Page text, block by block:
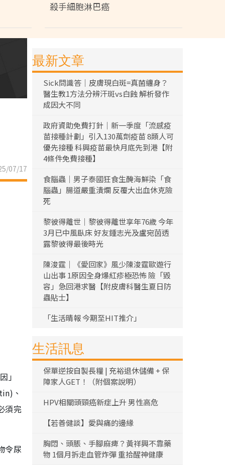
殺手細胞淋巴癌
07/17
」
、
須完
令尿
最新文章
Sick問識答｜皮膚現白斑=真菌纏身？
醫生教1方法分辨汗斑vs白蝕 解析發作
成因大不同
政府資助免費打針｜新一季度「流感疫
苗接種計劃」引入130萬劑疫苗 8類人可
優先接種 科興疫苗最快月底先到港【附
4條件免費接種】
食腦蟲｜男子泰國狂食生醃海鮮染「食
腦蟲」腸道嚴重潰爛 反覆大出血休克險
死
黎彼得離世｜黎彼得離世享年76歲 今年
3月已中風臥床 好友鍾志光及盧宛茵透
露黎彼得最後時光
陳浚霆｜《愛回家》風少陳浚霆歐遊行
山出事 1原因全身爆紅疹極恐怖 險「毀
容」急回港求醫【附皮膚科醫生夏日防
蟲貼士】
「生活晴報 今期至HIT推介」
生活訊息
保單逆按自製長糧 | 充裕退休儲備 + 保
障家人GET！（附個案說明）
HPV相關頭頸癌新症上升 男性高危
【若善健談】愛與痛的邊緣
胸悶、頭脹、手腳麻痺？黃祥興不靠藥
物 1個月拆走血管炸彈 重拾醒神健康